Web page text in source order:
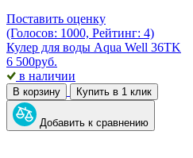
Поставить оценку
(Голосов: 1000, Рейтинг: 4)
Кулер для воды Aqua Well 36TK
6 500руб.
в наличии
В корзину Купить в 1 клик
Добавить к сравнению